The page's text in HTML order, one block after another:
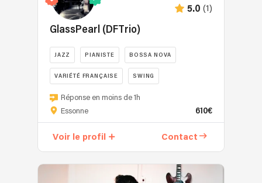
5.0 (1)
GlassPearl (DFTrio)
JAZZ PIANISTE BOSSA NOVA
VARIÉTÉ FRANÇAISE SWING
Réponse en moins de 1h
Essonne
610€
Voir le profil Contact